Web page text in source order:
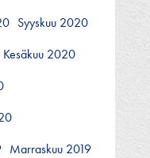
Syyskuu 2020
Kesäkuu 2020
Marraskuu 2019